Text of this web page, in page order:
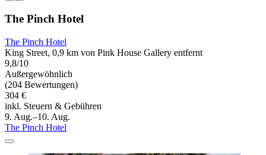
The Pinch Hotel
The Pinch Hotel
King Street, 0,9 km von Pink House Gallery entfernt
9,8/10
Außergewöhnlich
(204 Bewertungen)
304 €
inkl. Steuern & Gebühren
9. Aug.–10. Aug.
The Pinch Hotel